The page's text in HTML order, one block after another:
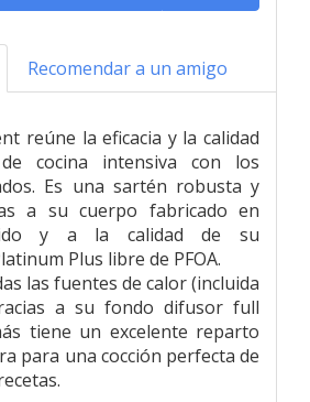
Recomendar a un amigo
reúne la eficacia y la calidad
cocina intensiva con los
Es una sartén robusta y
a su cuerpo fabricado en
y a la calidad de su
Plus libre de PFOA.
las fuentes de calor (incluida
a su fondo difusor full
tiene un excelente reparto
para una cocción perfecta de